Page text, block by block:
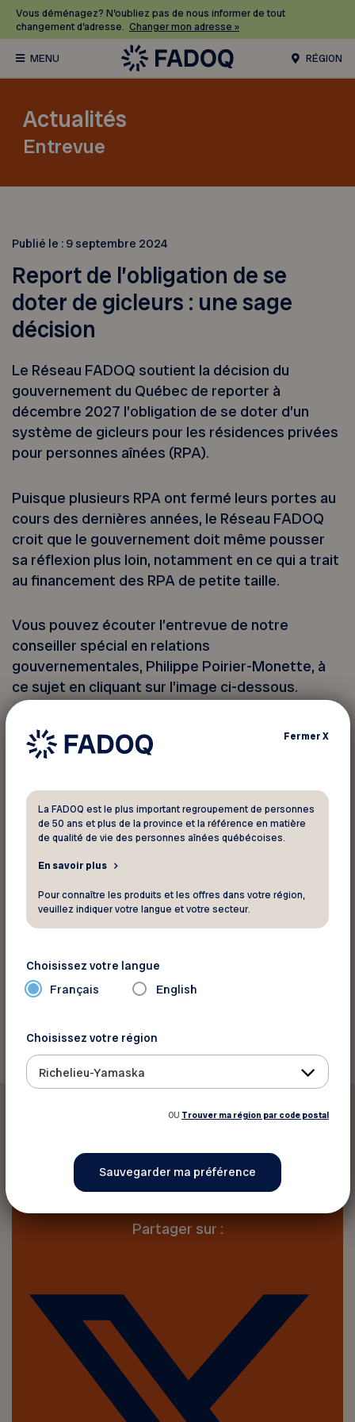
Vous déménagez? N’oubliez pas de nous informer de tout
changement d’adresse. Changer mon adresse »
RÉGION
Actualités
Entrevue
Publié le : 9 septembre 2024
Report de l’obligation de se
doter de gicleurs : une sage
décision
Le Réseau FADOQ soutient la décision du
gouvernement du Québec de reporter à
décembre 2027 l’obligation de se doter d’un
système de gicleurs pour les résidences privées
pour personnes aînées (RPA).
Puisque plusieurs RPA ont fermé leurs portes au
cours des dernières années, le Réseau FADOQ
croit que le gouvernement doit même pousser
sa réflexion plus loin, notamment en ce qui a trait
au financement des RPA de petite taille.
Vous pouvez écouter l’entrevue de notre
conseiller spécial en relations
gouvernementales, Philippe Poirier-Monette, à
ce sujet en cliquant sur l’image ci-dessous.
dans Le Devoir.
Imprimer cet article
Partager sur :
FermerX
La FADOQ est le plus important regroupement de personnes
de 50 ans et plus de la province et la référence en matière
de qualité de vie des personnes aînées québécoises.
En savoir plus
Pour connaître les produits et les offres dans votre région,
veuillez indiquer votre langue et votre secteur.
Choisissez votre langue
Français English
Choisissez votre région
Richelieu-Yamaska
OU Trouver ma région par code postal